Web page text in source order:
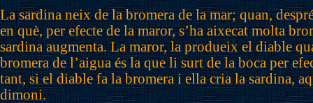
La sardina neix de la bromera de la mar; quan,
en què, per efecte de la maror, s’ha aixecat molta
sardina augmenta. La maror, la produeix el diable
bromera de l’aigua és la que li surt de la boca per
tant, si el diable fa la bromera i ella cria la sardina,
dimoni.